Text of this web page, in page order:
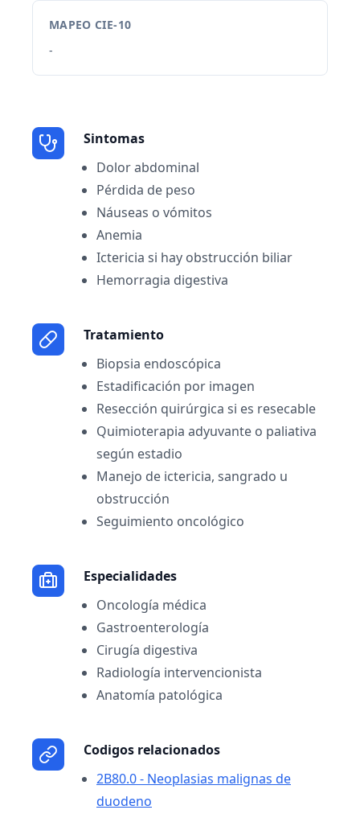
MAPEO CIE-10
-
Sintomas
Dolor abdominal
Pérdida de peso
Náuseas o vómitos
Anemia
Ictericia si hay obstrucción biliar
Hemorragia digestiva
Tratamiento
Biopsia endoscópica
Estadificación por imagen
Resección quirúrgica si es resecable
Quimioterapia adyuvante o paliativa
según estadio
Manejo de ictericia, sangrado u
obstrucción
Seguimiento oncológico
Especialidades
Oncología médica
Gastroenterología
Cirugía digestiva
Radiología intervencionista
Anatomía patológica
Codigos relacionados
2B80.0 - Neoplasias malignas de
duodeno